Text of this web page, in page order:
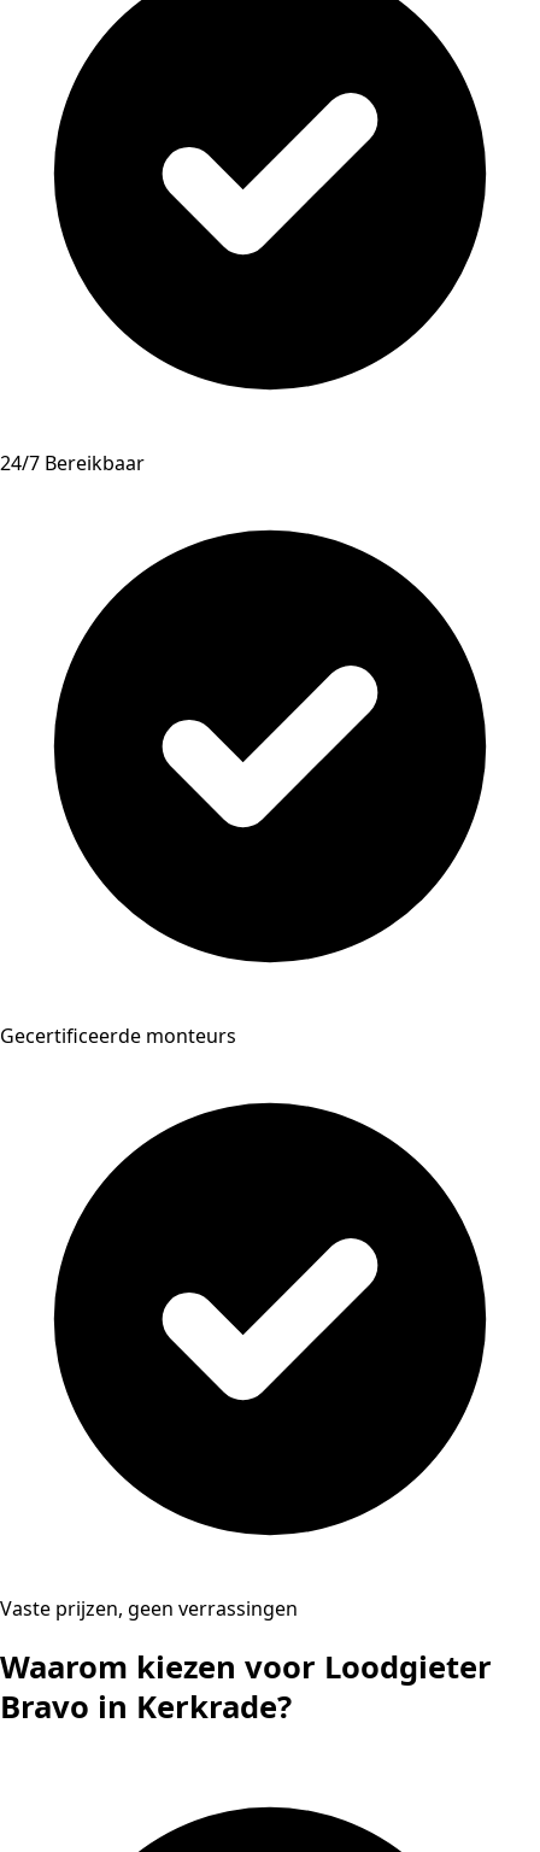
24/7 Bereikbaar
Gecertificeerde monteurs
Vaste prijzen, geen verrassingen
Waarom kiezen voor Loodgieter
Bravo in Kerkrade?